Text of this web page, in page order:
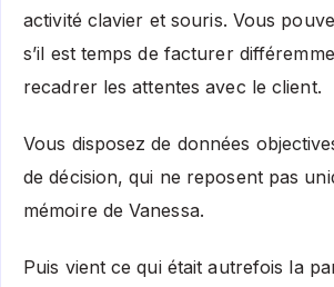
activité clavier et souris. Vous
s’il est temps de facturer
recadrer les attentes avec le client.
Vous disposez de données
de décision, qui ne reposent pas
mémoire de Vanessa.
Puis vient ce qui était autrefois la